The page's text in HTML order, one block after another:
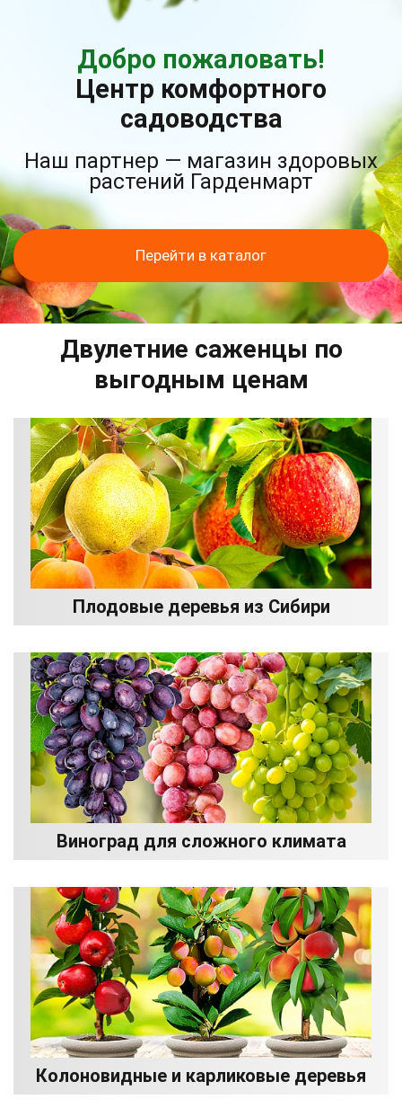
Добро пожаловать!
Центр комфортного
садоводства
Наш партнер — магазин здоровых
растений Гарденмарт
Перейти в каталог
Двулетние саженцы по
выгодным ценам
Плодовые деревья из Сибири
Виноград для сложного климата
Колоновидные и карликовые деревья